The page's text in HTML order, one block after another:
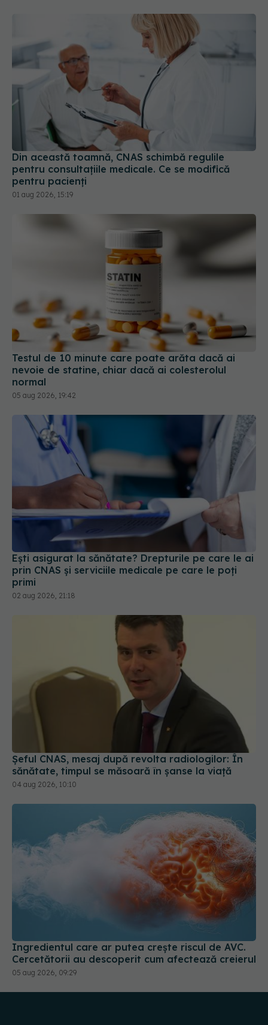
Din această toamnă, CNAS schimbă regulile
pentru consultațiile medicale. Ce se modifică
pentru pacienți
01 aug 2026, 15:19
Testul de 10 minute care poate arăta dacă ai
nevoie de statine, chiar dacă ai colesterolul
normal
05 aug 2026, 19:42
Ești asigurat la sănătate? Drepturile pe care le ai
prin CNAS și serviciile medicale pe care le poți
02 aug 2026, 21:18
Șeful CNAS, mesaj după revolta radiologilor: În
sănătate, timpul se măsoară în șanse la viață
Ingredientul care ar putea crește riscul de AVC.
Cercetătorii au descoperit cum afectează creierul